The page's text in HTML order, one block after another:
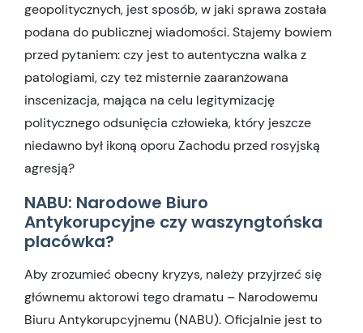
geopolitycznych, jest sposób, w jaki sprawa została
podana do publicznej wiadomości. Stajemy bowiem
przed pytaniem: czy jest to autentyczna walka z
patologiami, czy też misternie zaaranżowana
inscenizacja, mająca na celu legitymizację
politycznego odsunięcia człowieka, który jeszcze
niedawno był ikoną oporu Zachodu przed rosyjską
agresją?
NABU: Narodowe Biuro
Antykorupcyjne czy waszyngtońska
placówka?
Aby zrozumieć obecny kryzys, należy przyjrzeć się
głównemu aktorowi tego dramatu – Narodowemu
Biuru Antykorupcyjnemu (NABU). Oficjalnie jest to